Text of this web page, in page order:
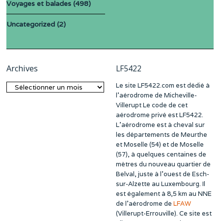
Voyages et balades (498)
Uncategorized (2)
Archives
Archives
LF5422
Le site LF5422.com est dédié à
l’aérodrome de Micheville-
Villerupt Le code de cet
aérodrome privé est LF5422.
L’aérodrome est à cheval sur
les départements de Meurthe
et Moselle (54) et de Moselle
(57), à quelques centaines de
mètres du nouveau quartier de
Belval, juste à l’ouest de Esch-
sur-Alzette au Luxembourg. Il
est également à 8,5 km au NNE
de l’aérodrome de LFAW
(Villerupt-Errouville). Ce site est